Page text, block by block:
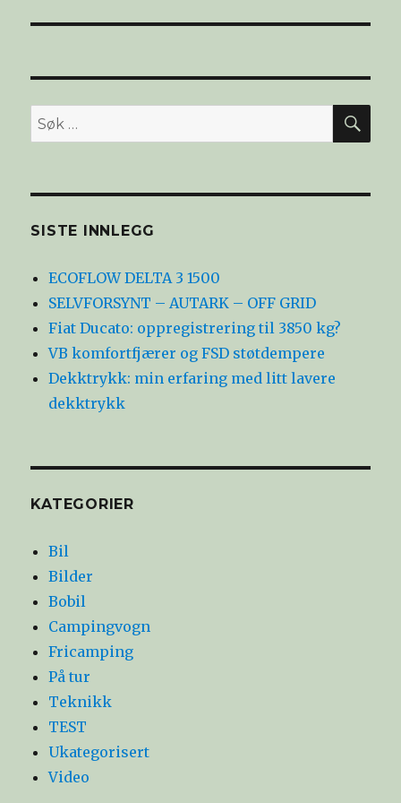
Søk
etter:
SISTE INNLEGG
ECOFLOW DELTA 3 1500
SELVFORSYNT – AUTARK – OFF GRID
Fiat Ducato: oppregistrering til 3850 kg?
VB komfortfjærer og FSD støtdempere
Dekktrykk: min erfaring med litt lavere
dekktrykk
KATEGORIER
Bil
Bilder
Bobil
Campingvogn
Fricamping
På tur
Teknikk
TEST
Ukategorisert
Video